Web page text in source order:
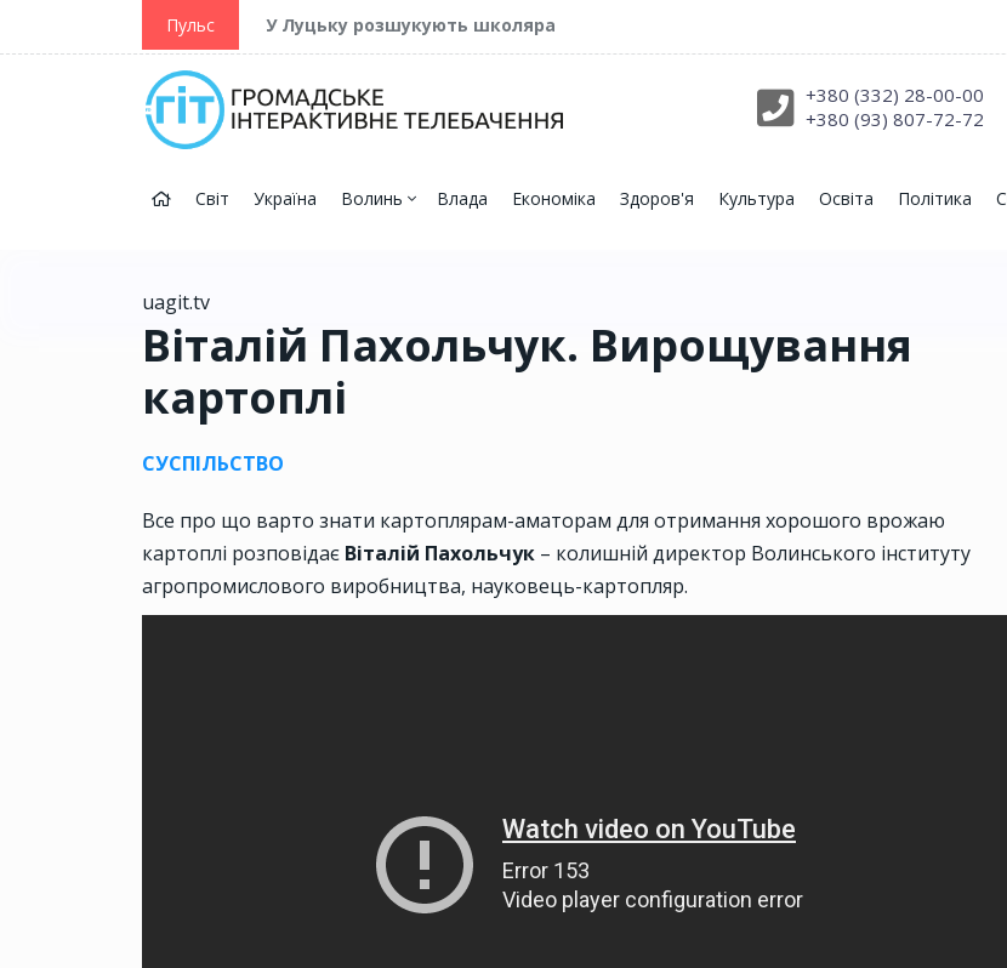
Пульс У Луцьку розшукують школяра
+380 (332) 28-00-00
+380 (93) 807-72-72
Світ Україна Волинь Влада Економіка Здоров'я Культура Освіта Політика
uagit.tv
Віталій Пахольчук. Вирощування
картоплі
СУСПІЛЬСТВО
Все про що варто знати картоплярам-аматорам для отримання хорошого врожаю
картоплі розповідає Віталій Пахольчук – колишній директор Волинського інституту
агропромислового виробництва, науковець-картопляр.